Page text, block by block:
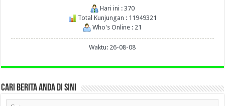
Hari ini : 370
Total Kunjungan : 11949321
Who's Online : 21
Waktu: 26-08-08
CARI BERITA ANDA DI SINI